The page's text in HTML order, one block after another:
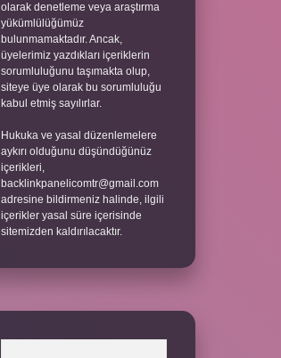
olarak denetleme veya araştırma
yükümlülüğümüz
bulunmamaktadır. Ancak,
üyelerimiz yazdıkları içeriklerin
sorumluluğunu taşımakta olup,
siteye üye olarak bu sorumluluğu
kabul etmiş sayılırlar.
Hukuka ve yasal düzenlemelere
aykırı olduğunu düşündüğünüz
içerikleri,
backlinkpanelicomtr@gmail.com
adresine bildirmeniz halinde, ilgili
içerikler yasal süre içerisinde
sitemizden kaldırılacaktır.